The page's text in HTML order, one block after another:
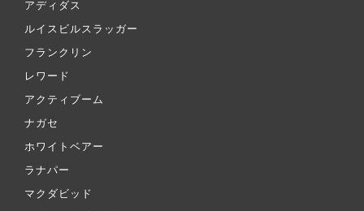
アディダス
ルイスビルスラッガー
フランクリン
レワード
アクティブーム
ナガセ
ホワイトベアー
ラナパー
マクダビッド